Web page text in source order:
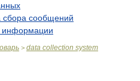
сбора сообщений
информации
> data collection system